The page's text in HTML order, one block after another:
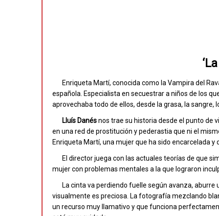
Enriqueta Martí, conocida como la Vampira del
española. Especialista en secuestrar a niños de los
aprovechaba todo de ellos, desde la grasa, la sangre,
Lluís Danésnos trae su historia desde el punto de
en una red de prostitución y pederastia que ni el
Enriqueta Martí, una mujer que ha sido encarcelada
El director juega con las actuales teorías de que
mujer con problemas mentales a la que lograron
La cinta va perdiendo fuelle según avanza, aburre
visualmente es preciosa. La fotografía mezclando
un recurso muy llamativo y que funciona